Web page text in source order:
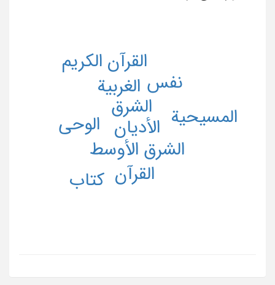
الأدیان
الشرق
الشرق الأوسط
الغربیة
القرآن
القرآن الکریم
المسیحیة الوحی
نفس
کتاب